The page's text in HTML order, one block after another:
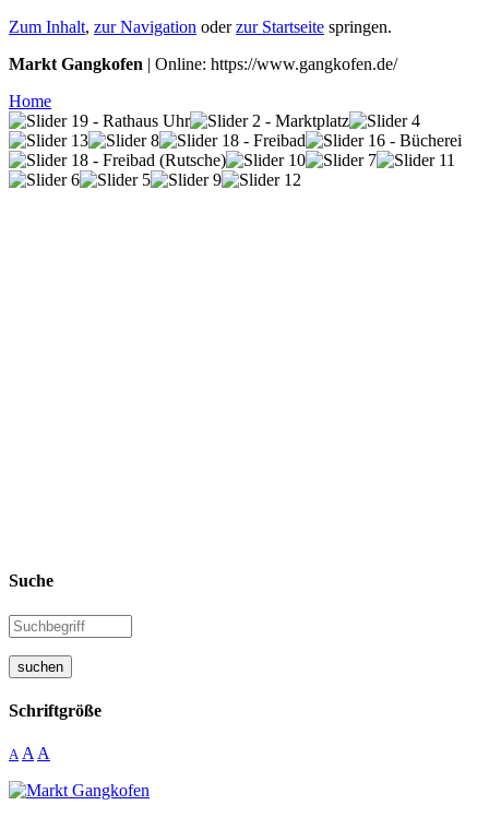
Zum Inhalt, zur Navigation oderzur Startseite springen.
Markt Gangkofen | Online: https://www.gangkofen.de/
Home
Suche
suchen
Schriftgröße
A A A